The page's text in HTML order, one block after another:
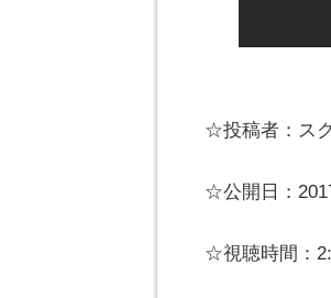
☆投稿者：ス
☆公開日：
☆視聴時間：